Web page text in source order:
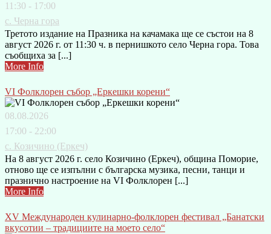
11:30 - 17:00
с. Черна гора
Третото издание на Празника на качамака ще се състои на 8
август 2026 г. от 11:30 ч. в пернишкото село Черна гора. Това
съобщиха за [...]
More Info
VI Фолклорен събор „Еркешки корени“
08.08.2026
17:00 - 22:00
с. Козичино (Еркеч)
На 8 август 2026 г. село Козичино (Еркеч), община Поморие,
отново ще се изпълни с българска музика, песни, танци и
празнично настроение на VI Фолклорен [...]
More Info
XV Международен кулинарно-фолклорен фестивал „Банатски
вкусотии – традициите на моето село“